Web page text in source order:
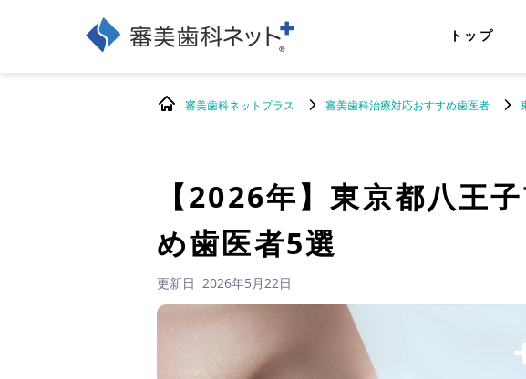
トップ
審美歯科ネットプラス 審美歯科治療対応おすすめ歯医者
【2026年】 東京都八王
め歯医者5選
更新日 2026年5月22日